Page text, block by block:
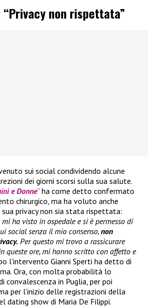
non rispettata”
sui social condividendo alcune
dei giorni scorsi sulla sua salute.
e Donne” ha come detto confermato
chirurgico, ma ha voluto anche
privacy non sia stata rispettata:
ha visto in ospedale e si è permesso di
social senza il mio consenso, non
Per questo mi trovo a rassicurare
queste ore, mi hanno scritto con affetto e
l’intervento Gianni Sperti ha detto di
Ora, con molta probabilità lo
convalescenza in Puglia, per poi
per l’inizio delle registrazioni della
dating show di Maria De Filippi.